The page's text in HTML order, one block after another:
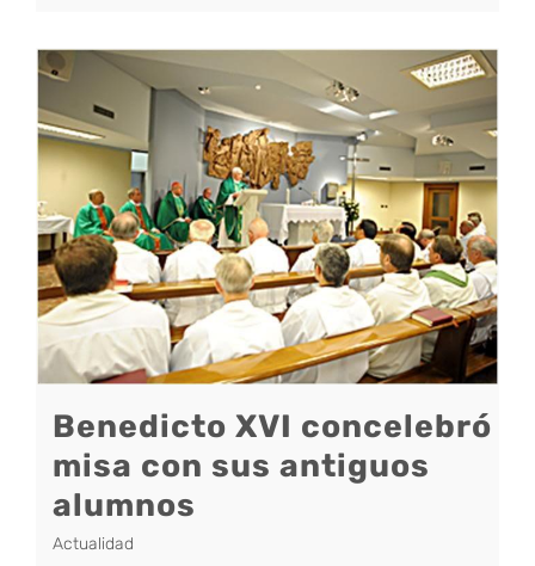
Benedicto XVI concelebró
misa con sus antiguos
alumnos
Actualidad